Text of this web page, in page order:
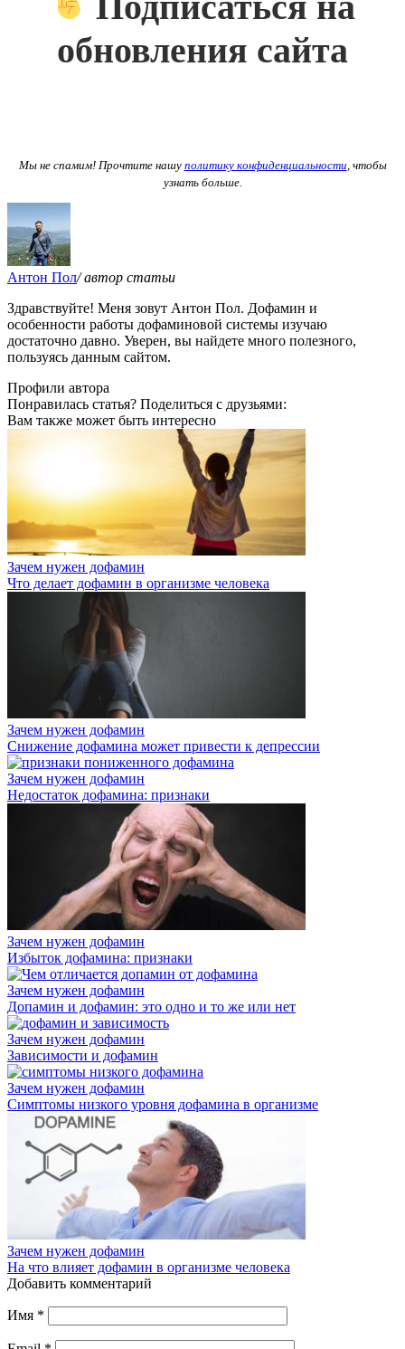
обновления сайта
Мы не спамим! Прочтите нашу политику конфиденциальности , чтобы
узнать больше.
Антон Пол/ автор статьи
Здравствуйте! Меня зовут Антон Пол. Дофамин и
особенности работы дофаминовой системы изучаю
достаточно давно. Уверен, вы найдете много полезного,
пользуясь данным сайтом.
Профили автора
Понравилась статья? Поделиться с друзьями:
Вам также может быть интересно
Зачем нужен дофамин
Что делает дофамин в организме человека
Зачем нужен дофамин
Снижение дофамина может привести к депрессии
Зачем нужен дофамин
Недостаток дофамина: признаки
Зачем нужен дофамин
Избыток дофамина: признаки
Зачем нужен дофамин
Допамин и дофамин: это одно и то же или нет
Зачем нужен дофамин
Зависимости и дофамин
Зачем нужен дофамин
Симптомы низкого уровня дофамина в организме
Зачем нужен дофамин
На что влияет дофамин в организме человека
Добавить комментарий
Имя *